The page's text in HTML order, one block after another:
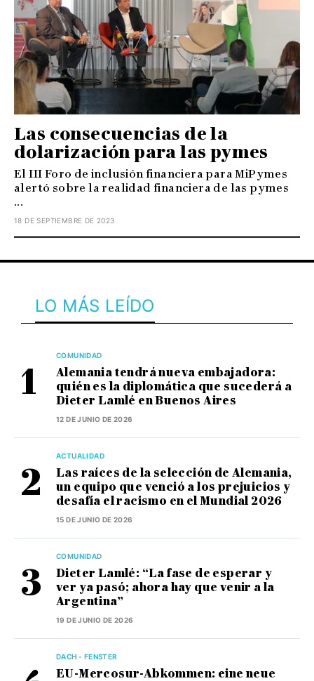
Las consecuencias de la
dolarización para las pymes
El III Foro de inclusión financiera para MiPymes
alertó sobre la realidad financiera de las pymes
...
18 DE SEPTIEMBRE DE 2023
LO MÁS LEÍDO
COMUNIDAD
Alemania tendrá nueva embajadora:
quién es la diplomática que sucederá a
Dieter Lamlé en Buenos Aires
12 DE JUNIO DE 2026
ACTUALIDAD
Las raíces de la selección de Alemania,
un equipo que venció a los prejuicios y
desafía el racismo en el Mundial 2026
15 DE JUNIO DE 2026
COMUNIDAD
Dieter Lamlé: “La fase de esperar y
ver ya pasó; ahora hay que venir a la
Argentina”
19 DE JUNIO DE 2026
DACH - FENSTER
EU-Mercosur-Abkommen: eine neue